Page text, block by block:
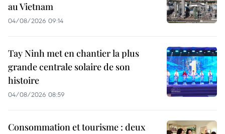
au Vietnam
04/08/2026 09:14
Tay Ninh met en chantier la plus
grande centrale solaire de son
histoire
04/08/2026 08:59
Consommation et tourisme : deux